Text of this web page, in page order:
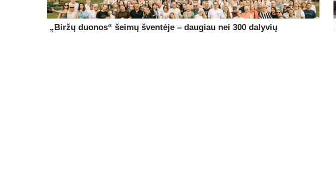
„Biržų duonos“ šeimų šventėje – daugiau nei 300 dalyvių